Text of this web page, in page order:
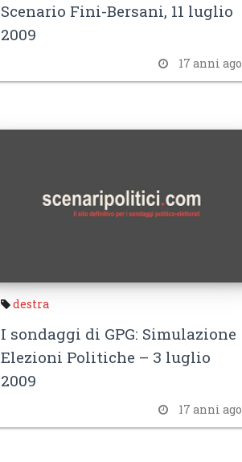
Scenario Fini-Bersani, 11 luglio
2009
17 anni ago
destra
I sondaggi di GPG: Simulazione
Elezioni Politiche – 3 luglio
2009
17 anni ago